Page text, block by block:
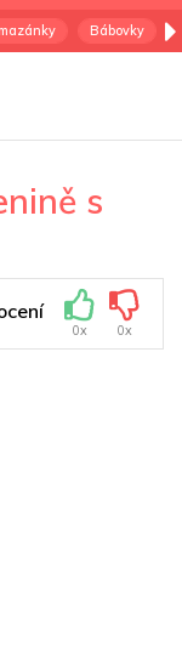
Bábovky
s
0x 0x